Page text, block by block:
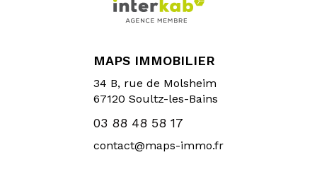
MAPS IMMOBILIER
34 B, rue de Molsheim
67120 Soultz-les-Bains
03 88 48 58 17
contact@maps-immo.fr